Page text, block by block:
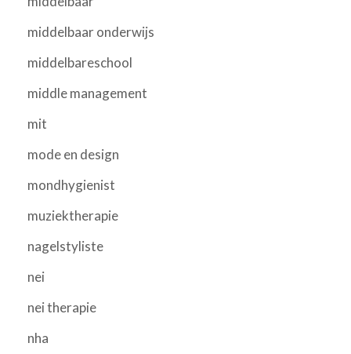
middelbaar onderwijs
middelbareschool
middle management
mit
mode en design
mondhygienist
muziektherapie
nagelstyliste
nei
nei therapie
nha